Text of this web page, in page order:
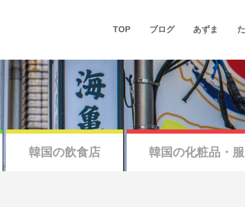
TOP ブログ あずま
韓国の飲食店 韓国の化粧品・服